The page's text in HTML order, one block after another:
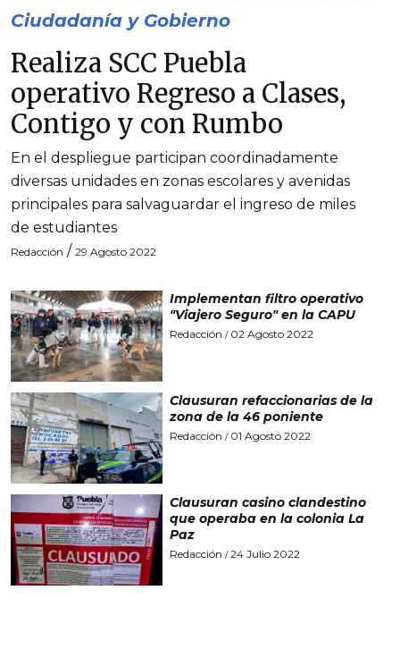
Ciudadanía y Gobierno
Realiza SCC Puebla
operativo Regreso a Clases,
Contigo y con Rumbo
En el despliegue participan coordinadamente
diversas unidades en zonas escolares y avenidas
principales para salvaguardar el ingreso de miles
de estudiantes
Redacción / 29 Agosto 2022
Implementan filtro operativo
"Viajero Seguro" en la CAPU
Redacción / 02 Agosto 2022
Clausuran refaccionarias de la
zona de la 46 poniente
Redacción / 01 Agosto 2022
Clausuran casino clandestino
que operaba en la colonia La
Paz
Redacción /24 Julio 2022